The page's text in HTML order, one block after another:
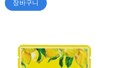
장바구니